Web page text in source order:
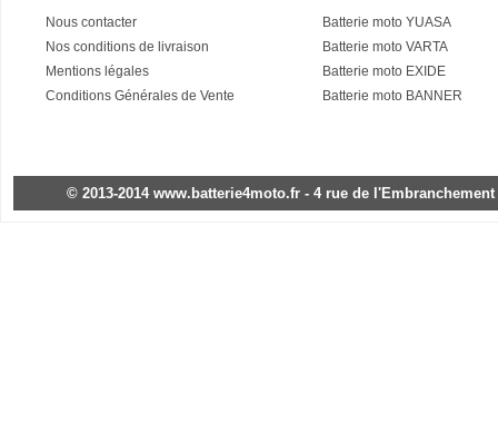
Nous contacter
Nos conditions de livraison
Mentions légales
Conditions Générales de Vente
Batterie moto YUASA
Batterie moto VARTA
Batterie moto EXIDE
Batterie moto BANNER
© 2013-2014 www.batterie4moto.fr - 4 rue de